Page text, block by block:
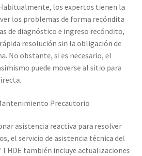
los expertos tienen la
los problemas de forma recóndita
de diagnóstico e ingreso recóndito,
resolución sin la obligación de
No obstante, si es necesario, el
puede moverse al sitio para
Precautorio
asistencia reactiva para resolver
el servicio de asistencia técnica del
THDE también incluye actualizaciones